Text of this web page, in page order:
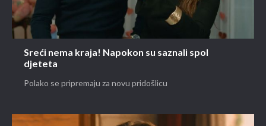
Sreći nema kraja! Napokon su saznali spol
djeteta
Polako se pripremaju za novu pridošlicu